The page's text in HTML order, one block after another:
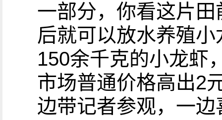
一部分，你看这片
后就可以放水养殖
150余千克的小龙虾
市场普通价格高出2
边带记者参观，一